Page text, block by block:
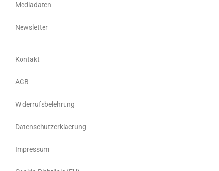
Mediadaten
Newsletter
Kontakt
AGB
Widerrufsbelehrung
Datenschutzerklaerung
Impressum